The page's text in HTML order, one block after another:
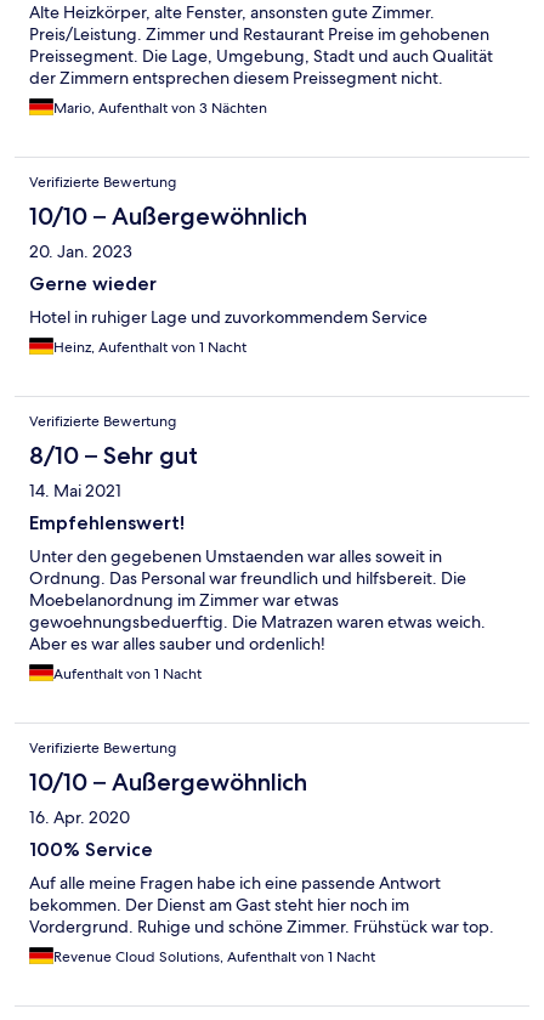
Alte Heizkörper, alte Fenster, ansonsten gute Zimmer.
Preis/Leistung. Zimmer und Restaurant Preise im gehobenen
Preissegment. Die Lage, Umgebung, Stadt und auch Qualität
der Zimmern entsprechen diesem Preissegment nicht.
Mario, Aufenthalt von 3 Nächten
Verifizierte Bewertung
10/10 – Außergewöhnlich
20. Jan. 2023
Gerne wieder
Hotel in ruhiger Lage und zuvorkommendem Service
Heinz, Aufenthalt von 1 Nacht
Verifizierte Bewertung
8/10 – Sehr gut
14. Mai 2021
Empfehlenswert!
Unter den gegebenen Umstaenden war alles soweit in
Ordnung. Das Personal war freundlich und hilfsbereit. Die
Moebelanordnung im Zimmer war etwas
gewoehnungsbeduerftig. Die Matrazen waren etwas weich.
Aber es war alles sauber und ordenlich!
Aufenthalt von 1 Nacht
Verifizierte Bewertung
10/10 – Außergewöhnlich
16. Apr. 2020
100% Service
Auf alle meine Fragen habe ich eine passende Antwort
bekommen. Der Dienst am Gast steht hier noch im
Vordergrund. Ruhige und schöne Zimmer. Frühstück war top.
Revenue Cloud Solutions, Aufenthalt von 1 Nacht